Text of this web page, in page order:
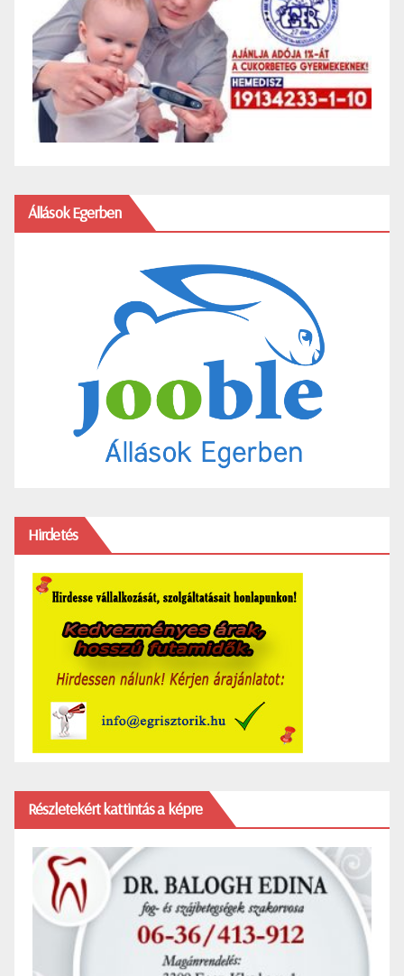
Állások Egerben
Hirdetés
Részletekért kattintás a képre